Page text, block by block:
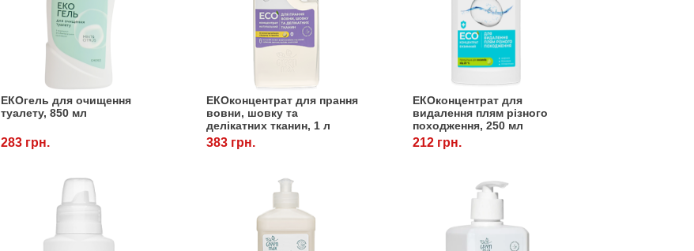
ЕКОгель для очищення
туалету, 850 мл
283 грн.
ЕКОконцентрат для прання
вовни, шовку та
делікатних тканин, 1 л
383 грн.
ЕКОконцентрат для
видалення плям різного
походження, 250 мл
212 грн.